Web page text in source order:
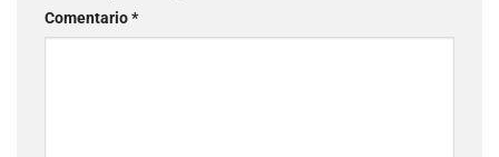
Comentario*